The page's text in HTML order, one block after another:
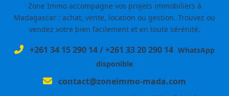
Zone Immo accompagne vos projets immobiliers à
Madagascar : achat, vente, location ou gestion. Trouvez ou
vendez votre bien facilement et en toute sérénité.
+261 34 15 290 14/+261 33 20 290 14 WhatsApp
disponible
contact@zoneimmo-mada.com